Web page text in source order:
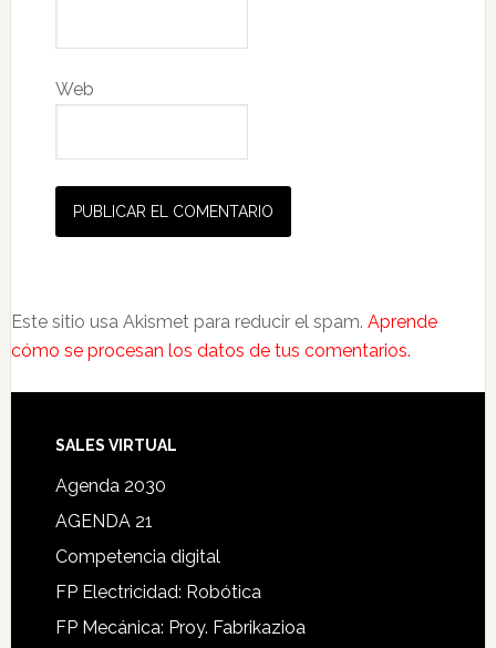
Web
Este sitio usa Akismet para reducir el spam. Aprende
cómo se procesan los datos de tus comentarios.
SALES VIRTUAL
Agenda 2030
AGENDA 21
Competencia digital
FP Electricidad: Robótica
FP Mecánica: Proy. Fabrikazioa